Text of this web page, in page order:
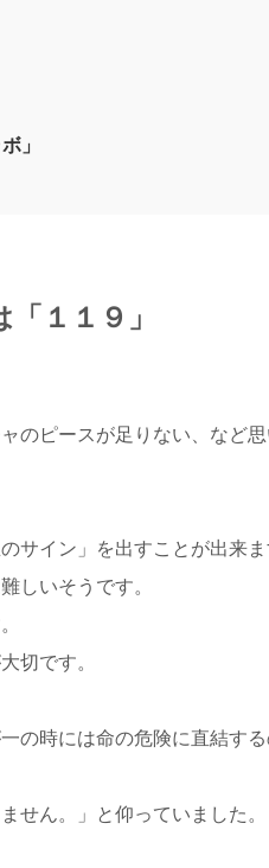
」
１１９」
のピースが足りない、など
サイン」を出すことが出来
しいそうです。
切です。
の時には命の危険に直結す
せん。」と仰っていました。